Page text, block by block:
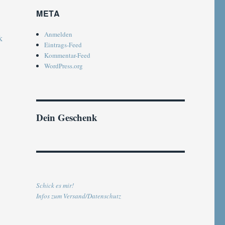
META
Anmelden
Eintrags-Feed
Kommentar-Feed
WordPress.org
Dein Geschenk
Schick es mir!
Infos zum Versand/Datenschutz